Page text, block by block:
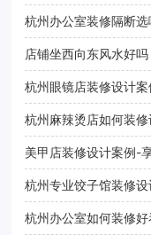
杭州办公室装修隔断
店铺坐西向东风水好
杭州眼镜店装修设计
杭州麻辣烫店如何装
美甲店装修设计案例-
杭州专业饺子馆装修
案例效果图）
杭州办公室如何装修好